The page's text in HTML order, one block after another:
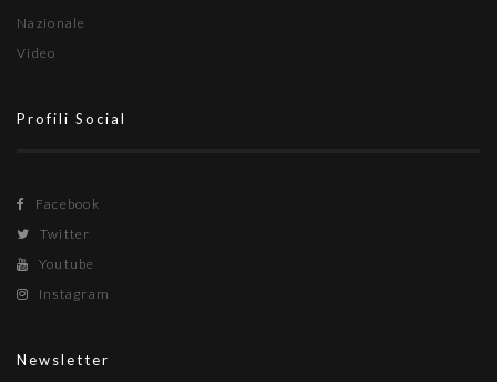
Nazionale
Video
Profili Social
Facebook
Twitter
Youtube
Instagram
Newsletter